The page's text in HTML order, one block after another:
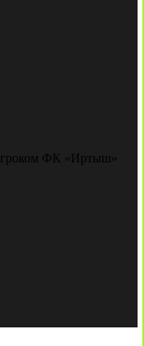
ФК «Иртыш»